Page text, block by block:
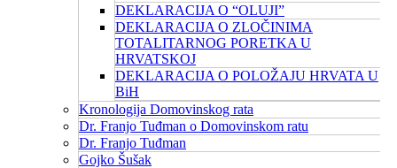
DEKLARACIJA O “OLUJI”
DEKLARACIJA O ZLOČINIMA
TOTALITARNOG PORETKA U
HRVATSKOJ
DEKLARACIJA O POLOŽAJU HRVATA U
BiH
Kronologija Domovinskog rata
Dr. Franjo Tuđman o Domovinskom ratu
Dr. Franjo Tuđman
Gojko Šušak